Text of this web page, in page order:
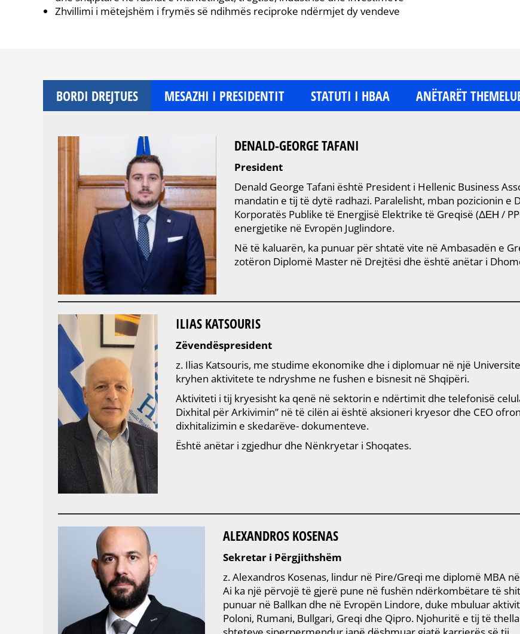
Zhvillimi i mëtejshëm i frymës së ndihmës reciproke ndërmjet dy vendeve
BORDI DREJTUES MESAZHI I PRESIDENTIT STATUTI I HBAA ANËTARËT
DENALD-GEORGE TAFANI
President
Denald George Tafani është President i Hellenic Business
mandatin e tij të dytë radhazi. Paralelisht, mban pozicionin e
Korporatës Publike të Energjisë Elektrike të Greqisë (ΔΕΗ /
energjetike në Evropën Juglindore.
Në të kaluarën, ka punuar për shtatë vite në Ambasadën e
zotëron Diplomë Master në Drejtësi dhe është anëtar i
ILIAS KATSOURIS
Zëvendëspresident
z. Ilias Katsouris, me studime ekonomike dhe i diplomuar në një
kryhen aktivitete te ndryshme ne fushen e bisnesit në Shqipëri.
Aktiviteti i tij kryesisht ka qenë në sektorin e ndërtimit dhe telefonisë
Dixhital për Arkivimin” në të cilën ai është aksioneri kryesor dhe CEO
dixhitalizimin e skedarëve- dokumenteve.
Është anëtar i zgjedhur dhe Nënkryetar i Shoqates.
ALEXANDROS KOSENAS
Sekretar i Përgjithshëm
z. Alexandros Kosenas, lindur në Pire/Greqi me diplomë MBA
Ai ka një përvojë të gjerë pune në fushën ndërkombëtare të
punuar në Ballkan dhe në Evropën Lindore, duke mbuluar
Poloni, Rumani, Bullgari, Greqi dhe Qipro. Njohuritë e tij të